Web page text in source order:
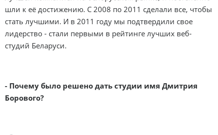
шли к её достижению. C 2008 по 2011 сделали все, чтобы
стать лучшими. И в 2011 году мы подтвердили свое
лидерство - стали первыми в рейтинге лучших веб-
студий Беларуси.
- Почему было решено дать студии имя Дмитрия
Борового?